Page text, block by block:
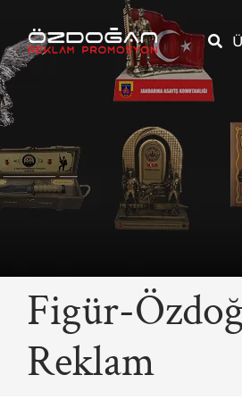
content
Figür-
Reklam